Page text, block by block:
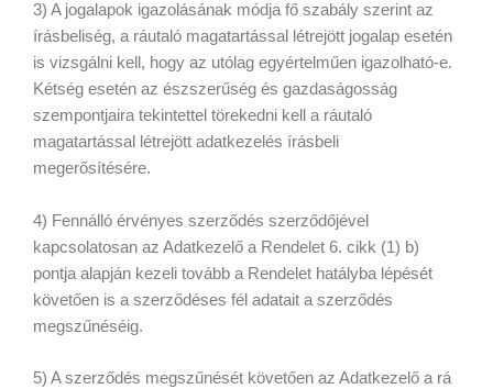
3) A jogalapok igazolásának módja fő szabály szerint az
írásbeliség, a ráutaló magatartással létrejött jogalap esetén
is vizsgálni kell, hogy az utólag egyértelműen igazolható-e.
Kétség esetén az észszerűség és gazdaságosság
szempontjaira tekintettel törekedni kell a ráutaló
magatartással létrejött adatkezelés írásbeli
megerősítésére.
4) Fennálló érvényes szerződés szerződőjével
kapcsolatosan az Adatkezelő a Rendelet 6. cikk (1) b)
pontja alapján kezeli tovább a Rendelet hatályba lépését
követően is a szerződéses fél adatait a szerződés
megszűnéséig.
5) A szerződés megszűnését követően az Adatkezelő a rá